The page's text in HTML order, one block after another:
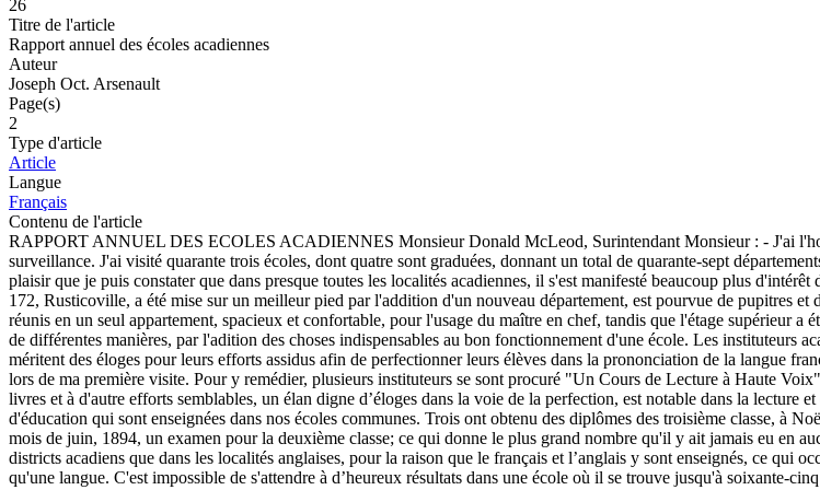
26
Titre de l'article
Rapport annuel des écoles acadiennes
Auteur
Joseph Oct. Arsenault
Page(s)
2
Type d'article
Article
Langue
Français
Contenu de l'article
RAPPORT ANNUEL DES ECOLES ACADIENNES Monsieur Donald McLeod, Surintendant Monsieur : - J'ai
surveillance. J'ai visité quarante trois écoles, dont quatre sont graduées, donnant un total de quarante-sept
plaisir que je puis constater que dans presque toutes les localités acadiennes, il s'est manifesté beaucoup plus
172, Rusticoville, a été mise sur un meilleur pied par l'addition d'un nouveau département, est pourvue de pupitres
réunis en un seul appartement, spacieux et confortable, pour l'usage du maître en chef, tandis que l'étage supérieur
de différentes manières, par l'adition des choses indispensables au bon fonctionnement d'une école. Les instituteurs
méritent des éloges pour leurs efforts assidus afin de perfectionner leurs élèves dans la prononciation de la langue
lors de ma première visite. Pour y remédier, plusieurs instituteurs se sont procuré "Un Cours de Lecture à Haute
livres et à d'autre efforts semblables, un élan digne d’éloges dans la voie de la perfection, est notable dans la lecture
d'éducation qui sont enseignées dans nos écoles communes. Trois ont obtenu des diplômes des troisième classe, à
mois de juin, 1894, un examen pour la deuxième classe; ce qui donne le plus grand nombre qu'il y ait jamais eu en
districts acadiens que dans les localités anglaises, pour la raison que le français et l’anglais y sont enseignés, ce qui
qu'une langue. C'est impossible de s'attendre à d’heureux résultats dans une école où il se trouve jusqu'à soixante-